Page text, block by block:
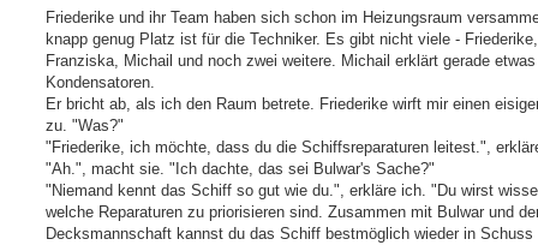
Friederike und ihr Team haben sich schon im Heizungsraum
knapp genug Platz ist für die Techniker. Es gibt nicht viele - Friederike,
Franziska, Michail und noch zwei weitere. Michail erklärt gerade
Kondensatoren.
Er bricht ab, als ich den Raum betrete. Friederike wirft mir einen
zu. "Was?"
"Friederike, ich möchte, dass du die Schiffsreparaturen leitest.",
"Ah.", macht sie. "Ich dachte, das sei Bulwar's Sache?"
"Niemand kennt das Schiff so gut wie du.", erkläre ich. "Du wirst
welche Reparaturen zu priorisieren sind. Zusammen mit Bulwar und
Decksmannschaft kannst du das Schiff bestmöglich wieder in Schuss